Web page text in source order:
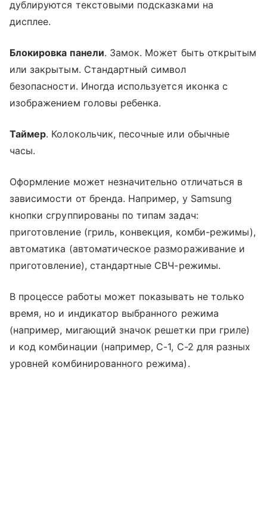
дублируются текстовыми подсказками на
дисплее.
Блокировка панели. Замок. Может быть открытым
или закрытым. Стандартный символ
безопасности. Иногда используется иконка с
изображением головы ребенка.
Таймер. Колокольчик, песочные или обычные
часы.
Оформление может незначительно отличаться в
зависимости от бренда. Например, у Samsung
кнопки сгруппированы по типам задач:
приготовление (гриль, конвекция, комби-режимы),
автоматика (автоматическое размораживание и
приготовление), стандартные СВЧ-режимы.
В процессе работы может показывать не только
время, но и индикатор выбранного режима
(например, мигающий значок решетки при гриле)
и код комбинации (например, C-1, C-2 для разных
уровней комбинированного режима).